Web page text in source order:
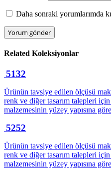
Daha sonraki yorumlarımda
Related Koleksiyonlar
5132
Ürünün tavsiye edilen ölçüsü
renk ve diğer tasarım talepleri
malzemesinin yüzey yapısına
5252
Ürünün tavsiye edilen ölçüsü
renk ve diğer tasarım talepleri
malzemesinin yüzey yapısına